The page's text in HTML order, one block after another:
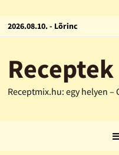
2026.08.10. - Lõrinc
Receptek
Receptmix.hu: egy helyen